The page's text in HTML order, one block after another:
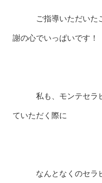
ご指導いただいたこ
謝の心でいっぱいです！
私も、モンテセラピ
ていただく際に
なんとなくのセラピ